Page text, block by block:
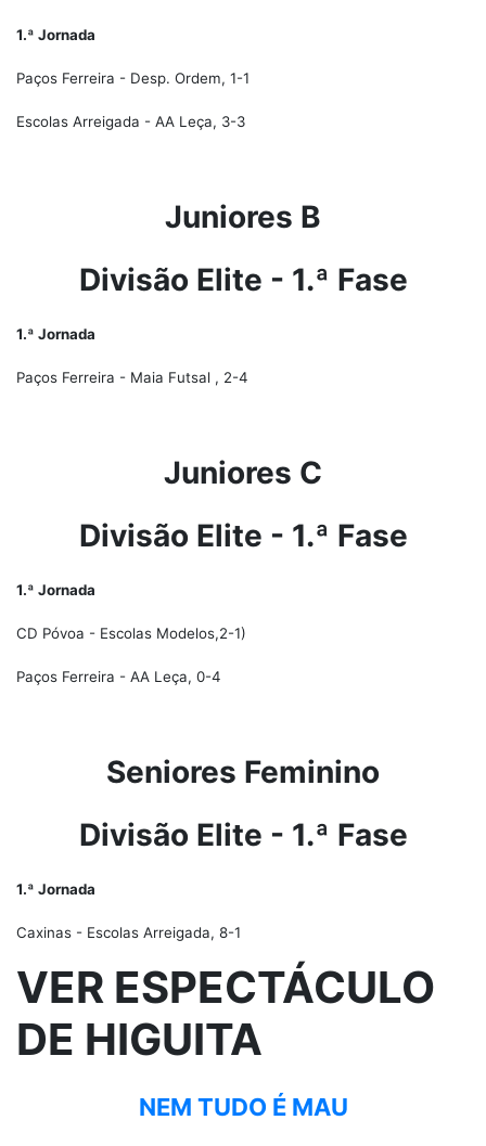
1.ª Jornada
Paços Ferreira - Desp. Ordem, 1-1
Escolas Arreigada - AA Leça, 3-3
Juniores B
Divisão Elite - 1.ª Fase
1.ª Jornada
Paços Ferreira - Maia Futsal , 2-4
Juniores C
Divisão Elite - 1.ª Fase
1.ª Jornada
CD Póvoa - Escolas Modelos,2-1)
Paços Ferreira - AA Leça, 0-4
Seniores Feminino
Divisão Elite - 1.ª Fase
1.ª Jornada
Caxinas - Escolas Arreigada, 8-1
VER ESPECTÁCULO
DE HIGUITA
NEM TUDO É MAU